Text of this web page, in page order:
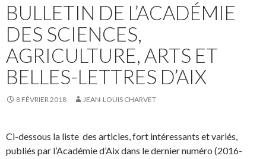
BULLETIN DE L’ACADÉMIE
DES SCIENCES,
AGRICULTURE, ARTS ET
BELLES-LETTRES D’AIX
8 FÉVRIER 2018 JEAN-LOUIS CHARVET
Ci-dessous la liste des articles, fort intéressants et variés,
publiés par l’Académie d’Aix dans le dernier numéro (2016-